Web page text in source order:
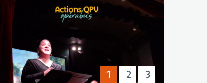
1 2 3